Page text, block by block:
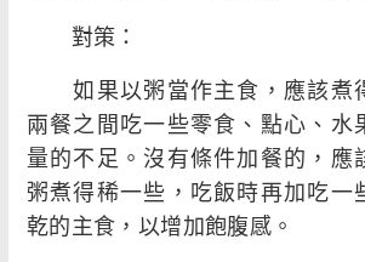
對策：
如果以粥當作主食，應該煮
兩餐之間吃一些零食、點心、水
量的不足。沒有條件加餐的，應
粥煮得稀一些，吃飯時再加吃一
乾的主食，以增加飽腹感。